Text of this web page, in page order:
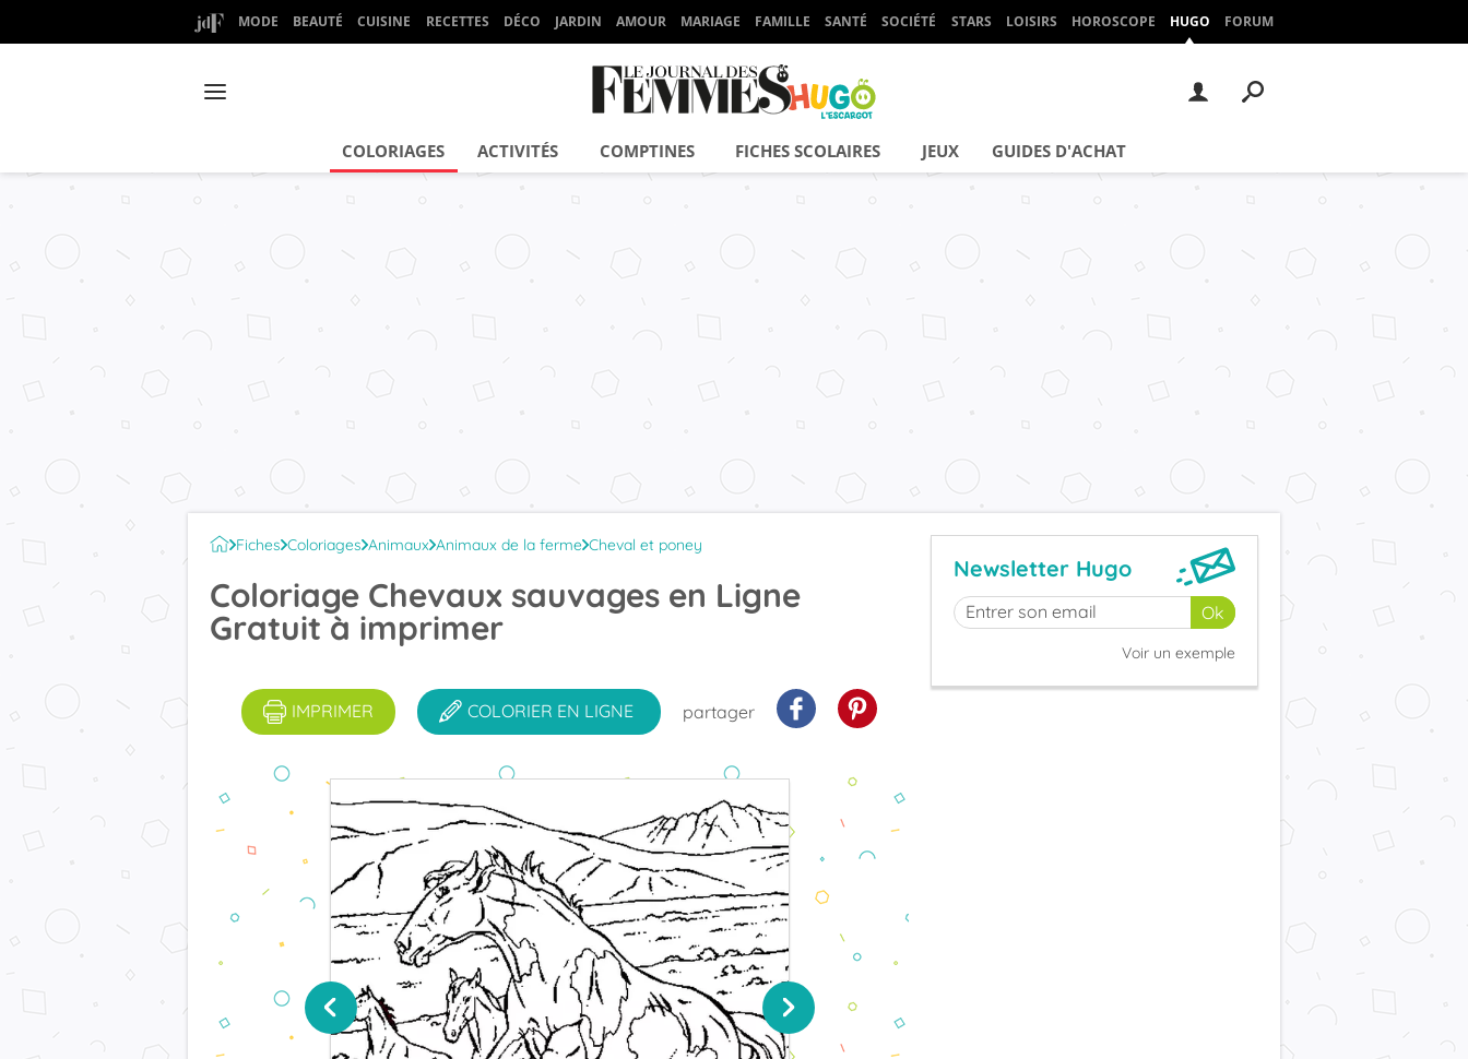
MODE BEAUTÉ CUISINE RECETTES DÉCO JARDIN AMOUR MARIAGE FAMILLE SANTÉ SOCIÉTÉ STARS LOISIRS HOROSCOPE HUGO FORUM
COLORIAGES ACTIVITÉS COMPTINES FICHES SCOLAIRES JEUX GUIDES D'ACHAT
Fiches Coloriages Animaux Animaux de la ferme Cheval et poney
Coloriage Chevaux sauvages en Ligne
Gratuit à imprimer
IMPRIMER COLORIER EN LIGNE partager
Newsletter Hugo
Voir un exemple